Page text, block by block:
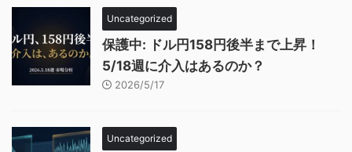
Uncategorized
保護中: ドル円158円後半まで上昇！
5/18週に介入はあるのか？
2026/5/17
Uncategorized